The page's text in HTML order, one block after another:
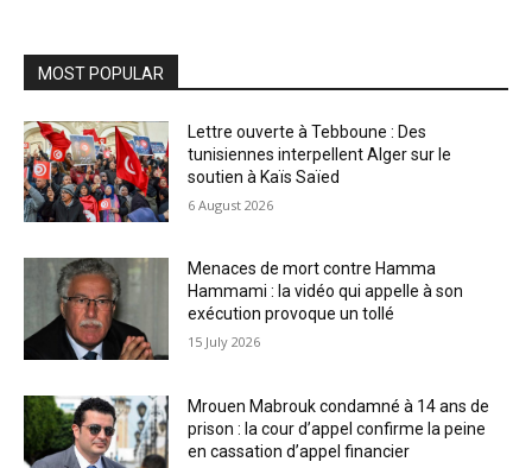
MOST POPULAR
Lettre ouverte à Tebboune : Des
tunisiennes interpellent Alger sur le
soutien à Kaïs Saïed
6 August 2026
Menaces de mort contre Hamma
Hammami : la vidéo qui appelle à son
exécution provoque un tollé
15 July 2026
Mrouen Mabrouk condamné à 14 ans de
prison : la cour d’appel confirme la peine
en cassation d’appel financier